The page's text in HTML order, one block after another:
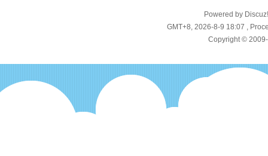
Powered by
GMT+8, 2026-8-9 18:07 ,
Copyright ©